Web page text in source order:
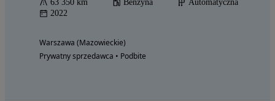
63 350 km Benzyna
Automatyczna
2022
Warszawa (Mazowieckie)
Prywatny sprzedawca • Podbite